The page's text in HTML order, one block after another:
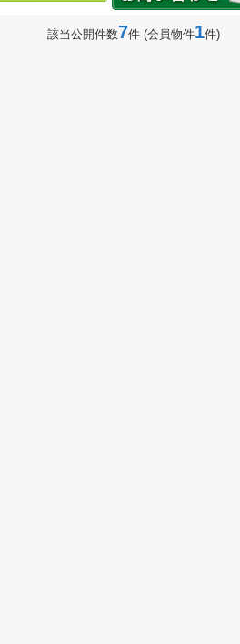
該当公開件数7件 (会員物件1件)